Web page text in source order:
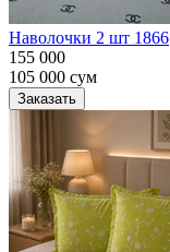
Наволочки 2 шт 1866
155 000
105 000 сум
Заказать